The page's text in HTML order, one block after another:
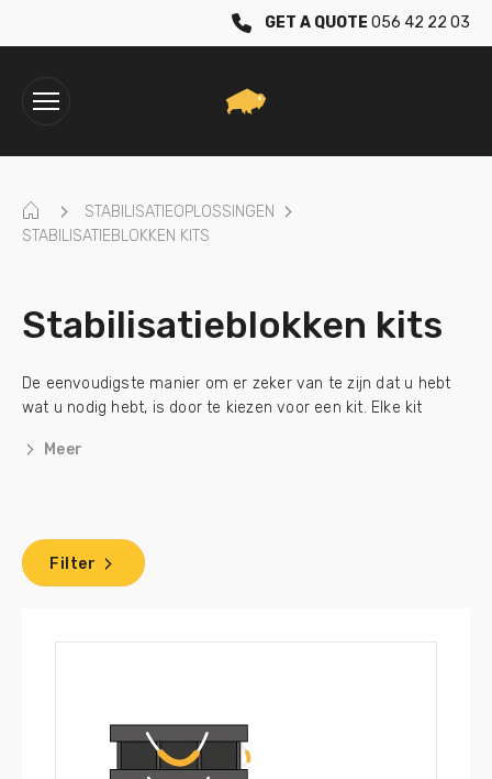
GET A QUOTE 056 42 22 03
HOMESTABILISATIEOPLOSSINGEN
STABILISATIEBLOKKEN KITS
Stabilisatieblokken kits
De eenvoudigste manier om er zeker van te zijn dat u hebt
wat u nodig hebt, is door te kiezen voor een kit. Elke kit
Meer
Filter